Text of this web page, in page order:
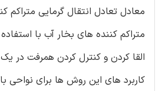
معادل تعادل انتقال گرمایی متراکم
متراکم کننده های بخار آب با
القا کردن و کنترل کردن همرفت در
کاربرد های این روش ها برای نواحی